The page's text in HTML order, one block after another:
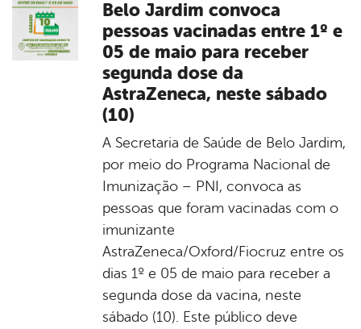
Belo Jardim convoca
pessoas vacinadas entre 1º e
05 de maio para receber
segunda dose da
AstraZeneca, neste sábado
(10)
A Secretaria de Saúde de Belo Jardim,
por meio do Programa Nacional de
Imunização – PNI, convoca as
pessoas que foram vacinadas com o
imunizante
AstraZeneca/Oxford/Fiocruz entre os
dias 1º e 05 de maio para receber a
segunda dose da vacina, neste
sábado (10). Este público deve